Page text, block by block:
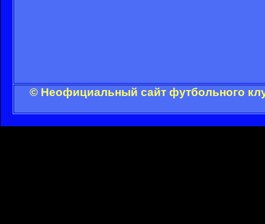
© Неофициальный сайт футбольного